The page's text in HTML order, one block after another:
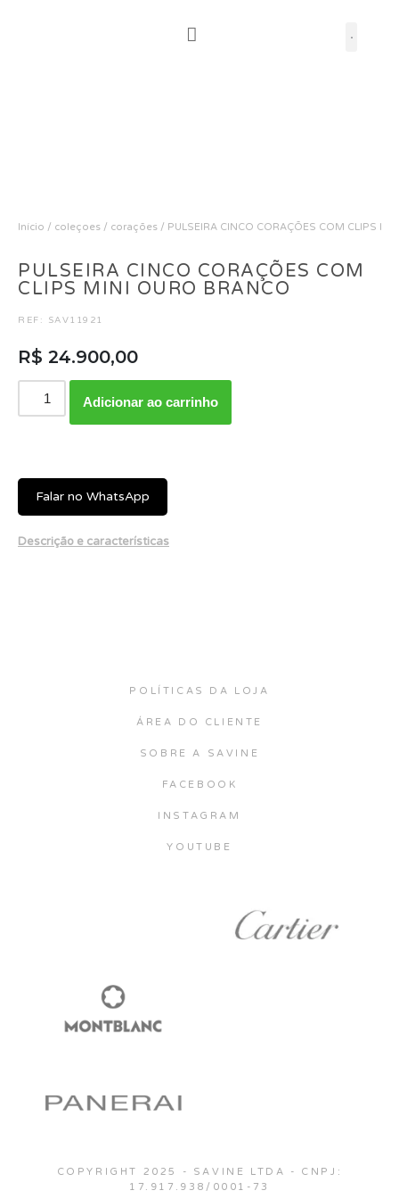
Início / coleçoes / corações / PULSEIRA CINCO CORAÇÕES COM CLIPS
PULSEIRA CINCO CORAÇÕES COM
CLIPS MINI OURO BRANCO
REF: SAV11921
R$ 24.900,00
Adicionar ao carrinho
Falar no WhatsApp
Descrição e características
POLÍTICAS DA LOJA
ÁREA DO CLIENTE
SOBRE A SAVINE
FACEBOOK
INSTAGRAM
YOUTUBE
COPYRIGHT 2025 - SAVINE LTDA - CNPJ:
17.917.938/0001-73